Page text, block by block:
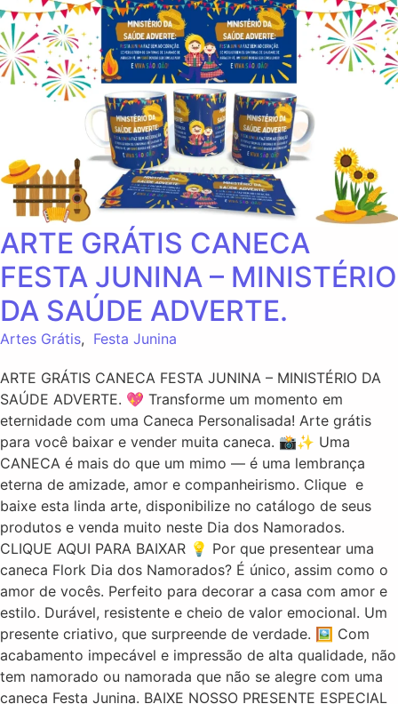
ARTE GRÁTIS CANECA
FESTA JUNINA – MINISTÉRIO
DA SAÚDE ADVERTE.
Artes Grátis, Festa Junina
ARTE GRÁTIS CANECA FESTA JUNINA – MINISTÉRIO DA
SAÚDE ADVERTE. 💖 Transforme um momento em
eternidade com uma Caneca Personalisada! Arte grátis
para você baixar e vender muita caneca. 📸✨ Uma
CANECA é mais do que um mimo — é uma lembrança
eterna de amizade, amor e companheirismo. Clique e
baixe esta linda arte, disponibilize no catálogo de seus
produtos e venda muito neste Dia dos Namorados.
CLIQUE AQUI PARA BAIXAR 💡 Por que presentear uma
caneca Flork Dia dos Namorados? É único, assim como o
amor de vocês. Perfeito para decorar a casa com amor e
estilo. Durável, resistente e cheio de valor emocional. Um
presente criativo, que surpreende de verdade. 🖼️ Com
acabamento impecável e impressão de alta qualidade, não
tem namorado ou namorada que não se alegre com uma
caneca Festa Junina. BAIXE NOSSO PRESENTE ESPECIAL